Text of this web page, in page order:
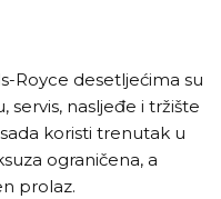
Royce desetljećima su
servis, nasljeđe i tržište
koristi trenutak u
ograničena, a
prolaz.